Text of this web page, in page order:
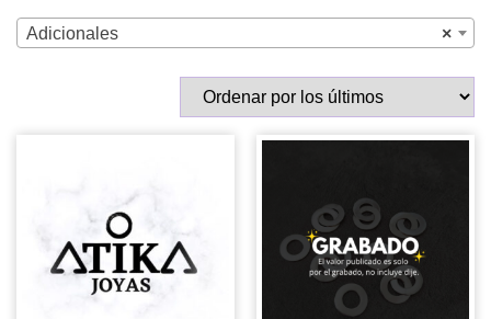
×
Adicionales